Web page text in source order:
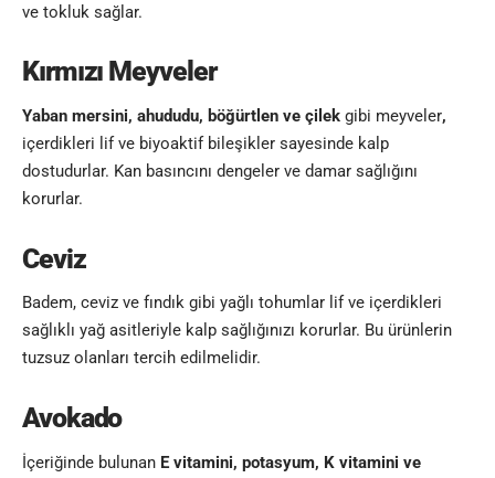
ve tokluk sağlar.
Kırmızı Meyveler
Yaban mersini, ahududu, böğürtlen ve çilek gibi meyveler,
içerdikleri lif ve biyoaktif bileşikler sayesinde kalp
dostudurlar. Kan basıncını dengeler ve damar sağlığını
korurlar.
Ceviz
Badem, ceviz ve fındık gibi yağlı tohumlar lif ve içerdikleri
sağlıklı yağ asitleriyle kalp sağlığınızı korurlar. Bu ürünlerin
tuzsuz olanları tercih edilmelidir.
Avokado
İçeriğinde bulunan E vitamini, potasyum, K vitamini ve